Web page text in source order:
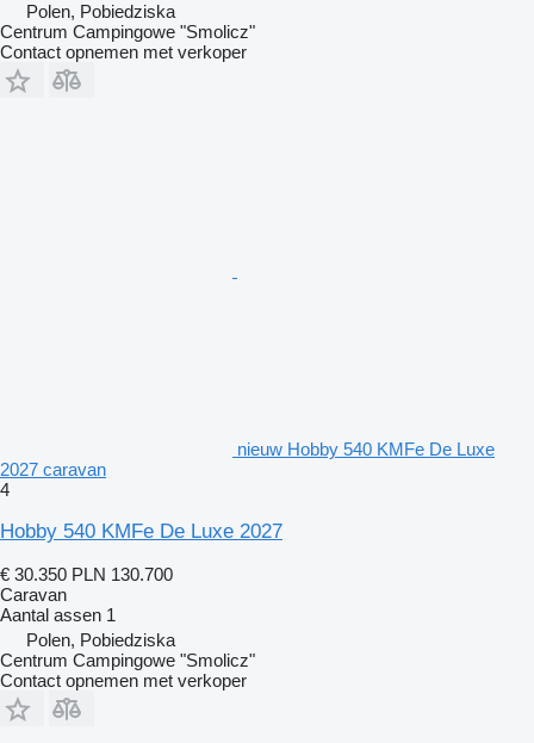
Polen, Pobiedziska
Centrum Campingowe "Smolicz"
Contact opnemen met verkoper
nieuw Hobby 540 KMFe De Luxe
2027 caravan
4
Hobby 540 KMFe De Luxe 2027
€ 30.350 PLN 130.700
Caravan
Aantal assen 1
Polen, Pobiedziska
Centrum Campingowe "Smolicz"
Contact opnemen met verkoper